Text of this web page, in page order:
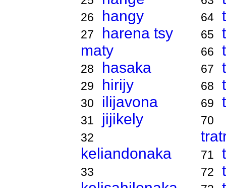
26 hangy
27
harena tsy
maty
28 hasaka
29 hirijy
30 ilijavona
31 jijikely
32
keliandonaka
33
64
65
66
67
68
69
70
71
72